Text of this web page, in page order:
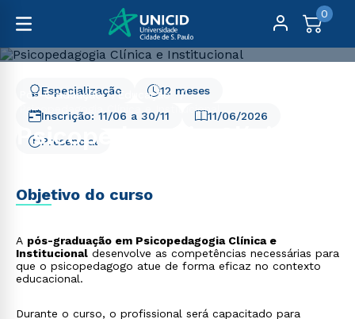
0
Pós-Graduação
Educação
Psicopedagogia Clínica e Institucional
Psicopedagogia Clínica e
11/06/2026
12 meses
Especialização
Presencial
Inscrição: 11/06 a 30/11
Objetivo do curso
A pós-graduação em Psicopedagogia Clínica e
Institucional desenvolve as competências necessárias para
que o psicopedagogo atue de forma eficaz no contexto
educacional.
Durante o curso, o profissional será capacitado para